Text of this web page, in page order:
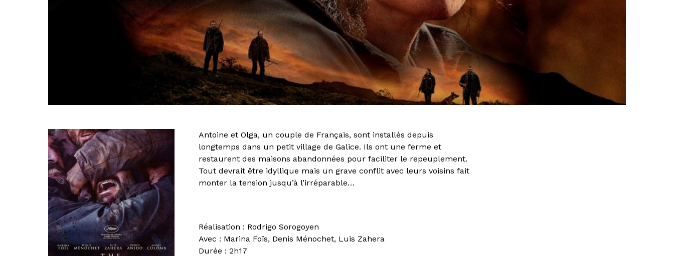
Antoine et Olga, un couple de Français, sont installés depuis
longtemps dans un petit village de Galice. Ils ont une ferme et
restaurent des maisons abandonnées pour faciliter le repeuplement.
Tout devrait être idyllique mais un grave conflit avec leurs voisins fait
monter la tension jusqu’à l’irréparable…
Réalisation : Rodrigo Sorogoyen
Avec : Marina Foïs, Denis Ménochet, Luis Zahera
Durée : 2h17